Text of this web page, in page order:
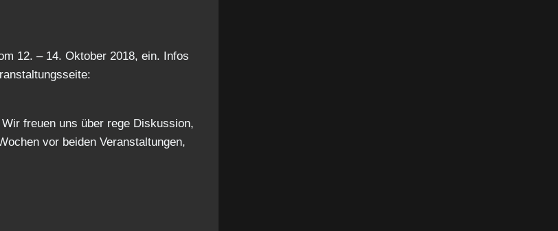
12. – 14. Oktober 2018, ein. Infos
freuen uns über rege Diskussion,
vor beiden Veranstaltungen,